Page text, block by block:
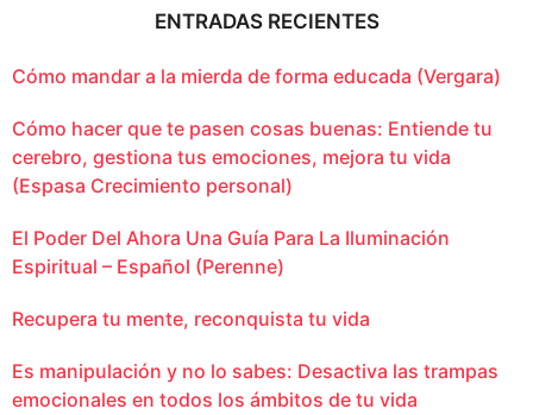
ENTRADAS RECIENTES
Cómo mandar a la mierda de forma educada (Vergara)
Cómo hacer que te pasen cosas buenas: Entiende tu
cerebro, gestiona tus emociones, mejora tu vida
(Espasa Crecimiento personal)
El Poder Del Ahora Una Guía Para La Iluminación
Espiritual – Español (Perenne)
Recupera tu mente, reconquista tu vida
Es manipulación y no lo sabes: Desactiva las trampas
emocionales en todos los ámbitos de tu vida